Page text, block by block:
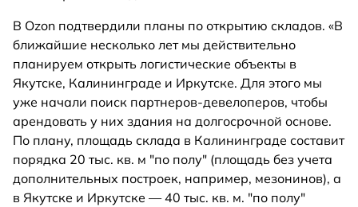
В Ozon подтвердили планы по открытию складов. «В
ближайшие несколько лет мы действительно
планируем открыть логистические объекты в
Якутске, Калининграде и Иркутске. Для этого мы
уже начали поиск партнеров-девелоперов, чтобы
арендовать у них здания на долгосрочной основе.
По плану, площадь склада в Калининграде составит
порядка 20 тыс. кв. м "по полу" (площадь без учета
дополнительных построек, например, мезонинов), а
в Якутске и Иркутске — 40 тыс. кв. м. "по полу"